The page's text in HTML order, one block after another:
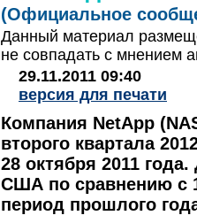
(Официальное
Данный материал
не совпадать с мнением
29.11.2011 09:40
версия для печати
Компания NetApp
второго квартала
28 октября 2011
США по сравнению с
период прошлого